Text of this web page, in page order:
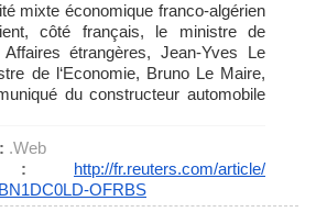
mixte économique franco-algérien
côté français, le ministre de
étrangères, Jean-Yves Le
de l‘Economie, Bruno Le Maire,
du constructeur automobile
.Web
: http://fr.reuters.com/article/
OFRBS